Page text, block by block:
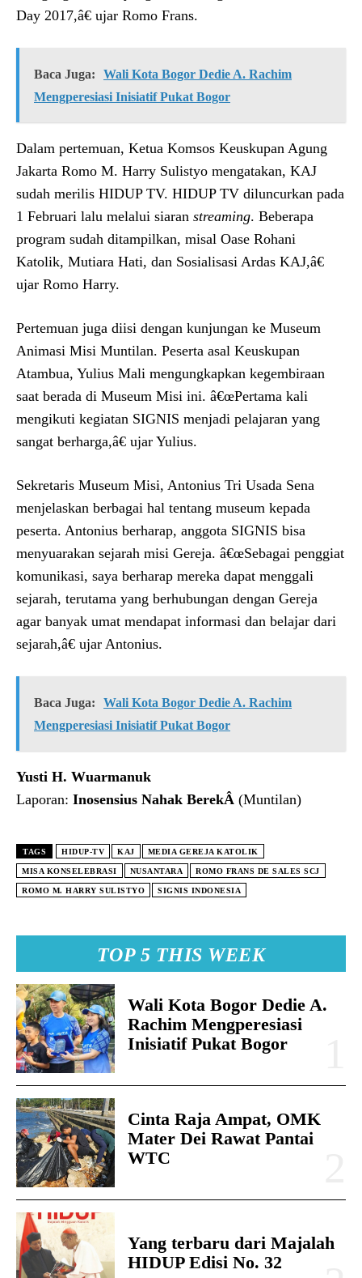
TOP 5 THIS WEEK
Wali Kota Bogor Dedie A.
Rachim Mengperesiasi
Inisiatif Pukat Bogor
Cinta Raja Ampat, OMK
Mater Dei Rawat Pantai
WTC
Yang terbaru dari Majalah
HIDUP Edisi No. 32
Day 2017,â€ ujar Romo Frans.
Baca Juga:
Wali Kota Bogor Dedie A. Rachim
Mengperesiasi Inisiatif Pukat Bogor
Dalam pertemuan, Ketua Komsos Keuskupan Agung
Jakarta Romo M. Harry Sulistyo mengatakan, KAJ
sudah merilis HIDUP TV. HIDUP TV diluncurkan pada
1 Februari lalu melalui siaran streaming. Beberapa
program sudah ditampilkan, misal Oase Rohani
Katolik, Mutiara Hati, dan Sosialisasi Ardas KAJ,â€
ujar Romo Harry.
Pertemuan juga diisi dengan kunjungan ke Museum
Animasi Misi Muntilan. Peserta asal Keuskupan
Atambua, Yulius Mali mengungkapkan kegembiraan
saat berada di Museum Misi ini. â€œPertama kali
mengikuti kegiatan SIGNIS menjadi pelajaran yang
sangat berharga,â€ ujar Yulius.
Sekretaris Museum Misi, Antonius Tri Usada Sena
menjelaskan berbagai hal tentang museum kepada
peserta. Antonius berharap, anggota SIGNIS bisa
menyuarakan sejarah misi Gereja. â€œSebagai penggiat
komunikasi, saya berharap mereka dapat menggali
sejarah, terutama yang berhubungan dengan Gereja
agar banyak umat mendapat informasi dan belajar dari
sejarah,â€ ujar Antonius.
Baca Juga:
Wali Kota Bogor Dedie A. Rachim
Mengperesiasi Inisiatif Pukat Bogor
Yusti H. Wuarmanuk
Laporan: Inosensius Nahak BerekÂ (Muntilan)
TAGS HIDUP-TV KAJ MEDIA GEREJA KATOLIK
MISA KONSELEBRASI NUSANTARA ROMO FRANS DE SALES SCJ
ROMO M. HARRY SULISTYO SIGNIS INDONESIA